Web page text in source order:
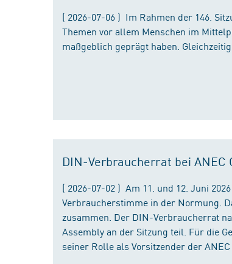
( 2026-07-06 ) Im Rahmen der 146.
Themen vor allem Menschen im
maßgeblich geprägt haben.
DIN-Verbraucherrat bei ANEC
( 2026-07-02 ) Am 11. und 12. Juni
Verbraucherstimme in der Normung.
zusammen. Der DIN-Verbraucherrat
Assembly an der Sitzung teil. Für die
seiner Rolle als Vorsitzender der